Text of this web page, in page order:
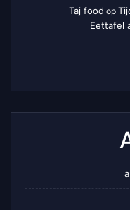
Taj food op
Eettafel